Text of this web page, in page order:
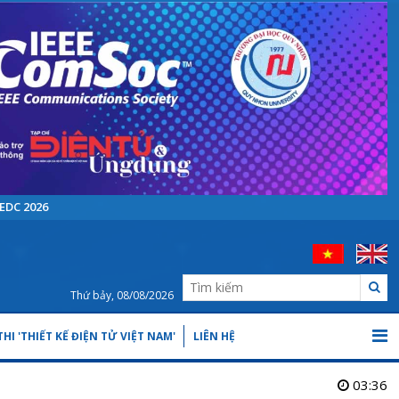
2026
Thứ bảy, 08/08/2026
'THIẾT KẾ ĐIỆN TỬ VIỆT NAM' LIÊN HỆ
03:36